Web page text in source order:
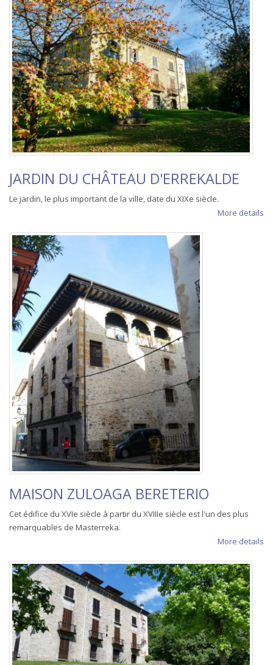
JARDIN DU CHÂTEAU D'ERREKALDE
Le jardin, le plus important de la ville, date du XIXe siècle.
More details
MAISON ZULOAGA BERETERIO
Cet édifice du XVIe siècle à partir du XVIIIe siècle est l'un des plus
remarquables de Masterreka.
More details